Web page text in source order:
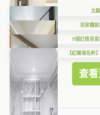
北
浴室櫃
9個訂造浴
【紅磡海名軒
查